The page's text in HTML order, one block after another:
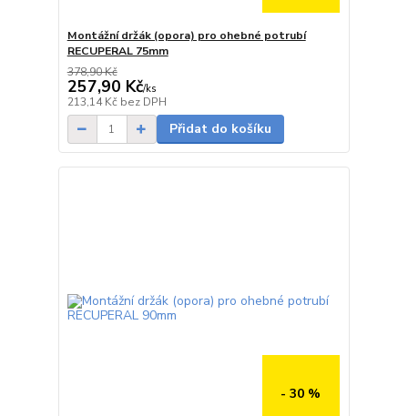
Montážní držák (opora) pro ohebné potrubí
RECUPERAL 75mm
378,90 Kč
257,90 Kč/ks
213,14 Kč bez DPH
Přidat do košíku
- 30 %